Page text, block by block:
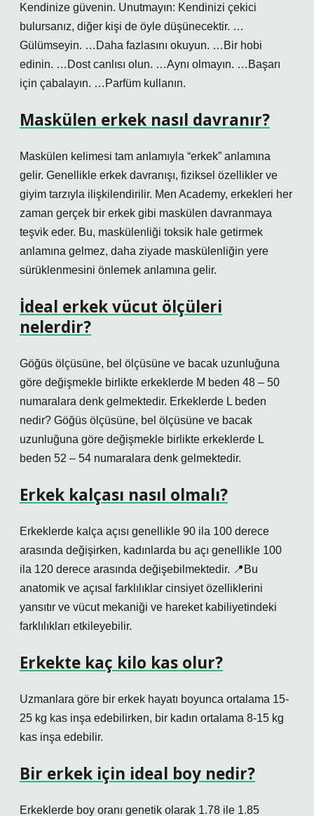
Kendinize güvenin. Unutmayın: Kendinizi çekici
bulursanız, diğer kişi de öyle düşünecektir. …
Gülümseyin. …Daha fazlasını okuyun. …Bir hobi
edinin. …Dost canlısı olun. …Aynı olmayın. …Başarı
için çabalayın. …Parfüm kullanın.
Maskülen erkek nasıl davranır?
Maskülen kelimesi tam anlamıyla “erkek” anlamına
gelir. Genellikle erkek davranışı, fiziksel özellikler ve
giyim tarzıyla ilişkilendirilir. Men Academy, erkekleri her
zaman gerçek bir erkek gibi maskülen davranmaya
teşvik eder. Bu, maskülenliği toksik hale getirmek
anlamına gelmez, daha ziyade maskülenliğin yere
sürüklenmesini önlemek anlamına gelir.
İdeal erkek vücut ölçüleri
nelerdir?
Göğüs ölçüsüne, bel ölçüsüne ve bacak uzunluğuna
göre değişmekle birlikte erkeklerde M beden 48 – 50
numaralara denk gelmektedir. Erkeklerde L beden
nedir? Göğüs ölçüsüne, bel ölçüsüne ve bacak
uzunluğuna göre değişmekle birlikte erkeklerde L
beden 52 – 54 numaralara denk gelmektedir.
Erkek kalçası nasıl olmalı?
Erkeklerde kalça açısı genellikle 90 ila 100 derece
arasında değişirken, kadınlarda bu açı genellikle 100
ila 120 derece arasında değişebilmektedir. 📍Bu
anatomik ve açısal farklılıklar cinsiyet özelliklerini
yansıtır ve vücut mekaniği ve hareket kabiliyetindeki
farklılıkları etkileyebilir.
Erkekte kaç kilo kas olur?
Uzmanlara göre bir erkek hayatı boyunca ortalama 15-
25 kg kas inşa edebilirken, bir kadın ortalama 8-15 kg
kas inşa edebilir.
Bir erkek için ideal boy nedir?
Erkeklerde boy oranı genetik olarak 1.78 ile 1.85